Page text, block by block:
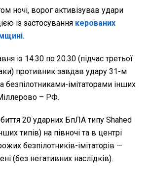
ночі, ворог активізував удари
із застосування керованих
із 14.30 по 20.30 (підчас третьої
противник завдав удару 31-м
імітаторами інших
– РФ.
20 ударних БпЛА типу Shahed
типів) на півночі та в центрі
безпілотників-імітаторів —
(без негативних наслідків).